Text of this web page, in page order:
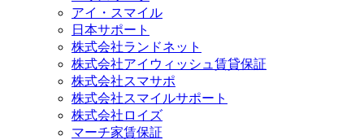
アイ・スマイル
日本サポート
株式会社ランドネット
株式会社アイウィッシュ賃貸保証
株式会社スマサポ
株式会社スマイルサポート
株式会社ロイズ
マーチ家賃保証